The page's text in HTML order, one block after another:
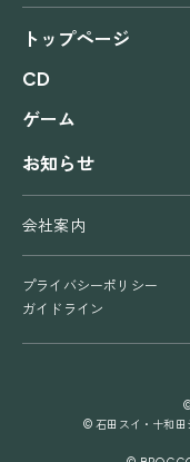
トップページ
CD
ゲーム
お知らせ
会社案内
プライバシーポリシー
ガイドライン
© 石田スイ・十和